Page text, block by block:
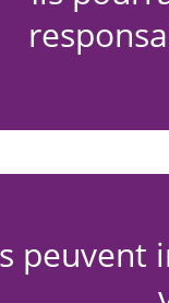
peuvent